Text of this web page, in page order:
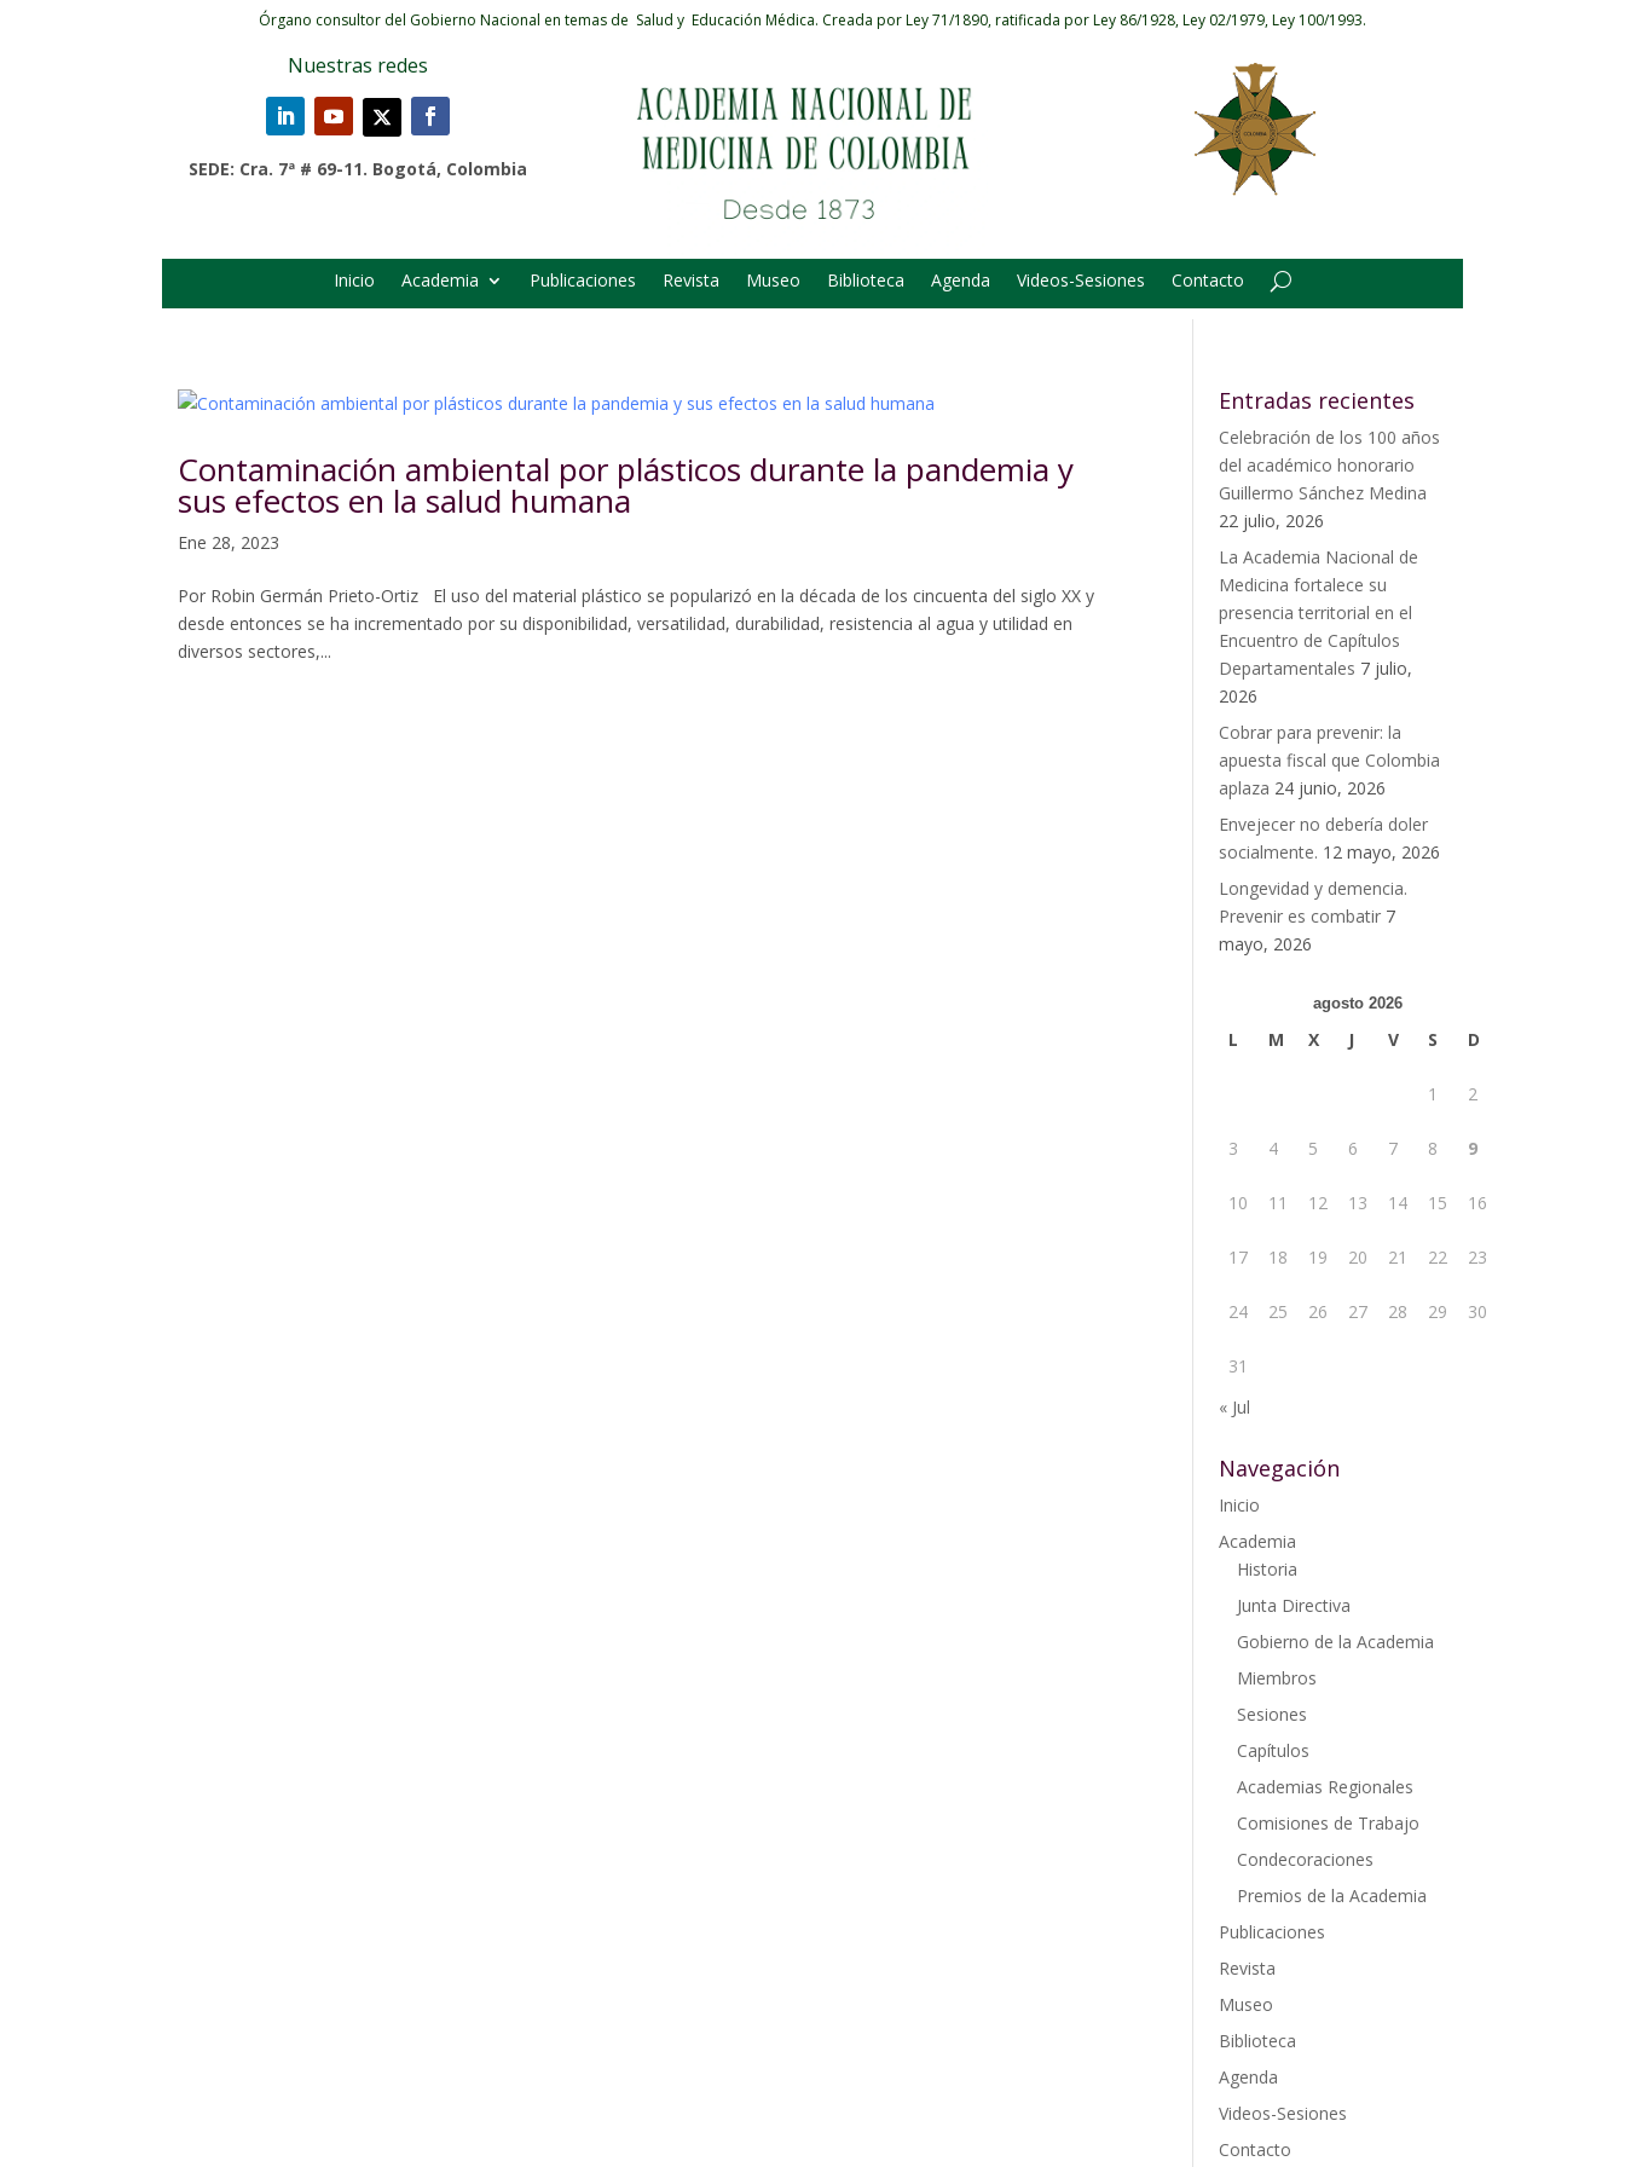
Órgano consultor del Gobierno Nacional en temas de Salud y Educación Médica. Creada por Ley 71/1890, ratificada por Ley 86/1928, Ley 02/1979, Ley 100/1993.
Nuestras redes
SEDE: Cra. 7ª # 69-11. Bogotá, Colombia
Inicio Academia Publicaciones Revista Museo Biblioteca Agenda Videos-Sesiones Contacto
Contaminación ambiental por plásticos durante la pandemia y
sus efectos en la salud humana
Ene 28, 2023
Por Robin Germán Prieto-Ortiz El uso del material plástico se popularizó en la década de los cincuenta del siglo XX y
desde entonces se ha incrementado por su disponibilidad, versatilidad, durabilidad, resistencia al agua y utilidad en
diversos sectores,...
Entradas recientes
Celebración de los 100 años
del académico honorario
Guillermo Sánchez Medina
22 julio, 2026
La Academia Nacional de
Medicina fortalece su
presencia territorial en el
Encuentro de Capítulos
Departamentales 7 julio,
2026
Cobrar para prevenir: la
apuesta fiscal que Colombia
aplaza 24 junio, 2026
Envejecer no debería doler
socialmente. 12 mayo, 2026
Longevidad y demencia.
Prevenir es combatir 7
mayo, 2026
agosto 2026
L M X J V S D
1 2
3 4 5 6 7 8 9
10 11 12 13 14 15 16
17 18 19 20 21 22 23
24 25 26 27 28 29 30
31
« Jul
Navegación
Inicio
Academia
Historia
Junta Directiva
Gobierno de la Academia
Miembros
Sesiones
Capítulos
Academias Regionales
Comisiones de Trabajo
Condecoraciones
Premios de la Academia
Publicaciones
Revista
Museo
Biblioteca
Agenda
Videos-Sesiones
Contacto